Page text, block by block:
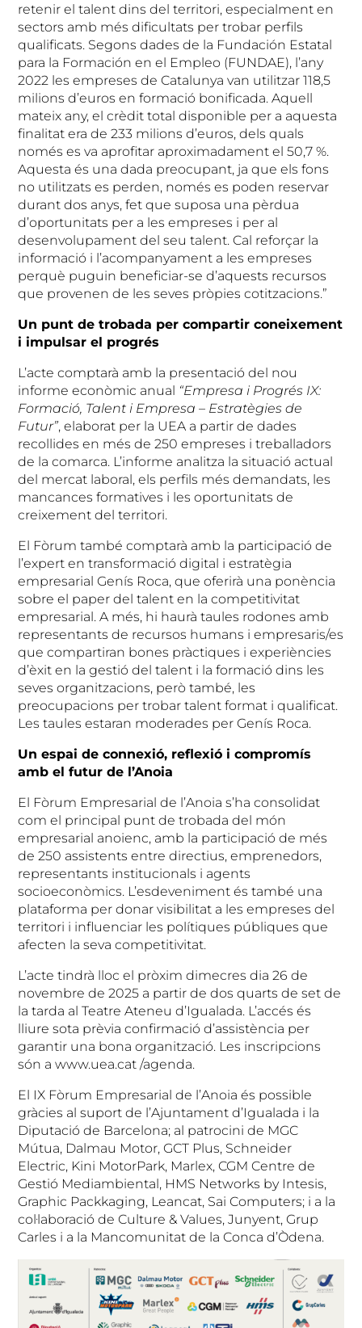
retenir el talent dins del territori, especialment en
sectors amb més dificultats per trobar perfils
qualificats. Segons dades de la Fundación Estatal
para la Formación en el Empleo (FUNDAE), l’any
2022 les empreses de Catalunya van utilitzar 118,5
milions d’euros en formació bonificada. Aquell
mateix any, el crèdit total disponible per a aquesta
finalitat era de 233 milions d’euros, dels quals
només es va aprofitar aproximadament el 50,7 %.
Aquesta és una dada preocupant, ja que els fons
no utilitzats es perden, només es poden reservar
durant dos anys, fet que suposa una pèrdua
d’oportunitats per a les empreses i per al
desenvolupament del seu talent. Cal reforçar la
informació i l’acompanyament a les empreses
perquè puguin beneficiar-se d’aquests recursos
que provenen de les seves pròpies cotitzacions.”
Un punt de trobada per compartir coneixement
i impulsar el progrés
L’acte comptarà amb la presentació del nou
informe econòmic anual “Empresa i Progrés IX:
Formació, Talent i Empresa – Estratègies de
Futur”, elaborat per la UEA a partir de dades
recollides en més de 250 empreses i treballadors
de la comarca. L’informe analitza la situació actual
del mercat laboral, els perfils més demandats, les
mancances formatives i les oportunitats de
creixement del territori.
El Fòrum també comptarà amb la participació de
l’expert en transformació digital i estratègia
empresarial Genís Roca, que oferirà una ponència
sobre el paper del talent en la competitivitat
empresarial. A més, hi haurà taules rodones amb
representants de recursos humans i empresaris/es
que compartiran bones pràctiques i experiències
d’èxit en la gestió del talent i la formació dins les
seves organitzacions, però també, les
preocupacions per trobar talent format i qualificat.
Les taules estaran moderades per Genís Roca.
Un espai de connexió, reflexió i compromís
amb el futur de l’Anoia
El Fòrum Empresarial de l’Anoia s’ha consolidat
com el principal punt de trobada del món
empresarial anoienc, amb la participació de més
de 250 assistents entre directius, emprenedors,
representants institucionals i agents
socioeconòmics. L’esdeveniment és també una
plataforma per donar visibilitat a les empreses del
territori i influenciar les polítiques públiques que
afecten la seva competitivitat.
L’acte tindrà lloc el pròxim dimecres dia 26 de
novembre de 2025 a partir de dos quarts de set de
la tarda al Teatre Ateneu d’Igualada. L’accés és
lliure sota prèvia confirmació d’assistència per
garantir una bona organització. Les inscripcions
són a www.uea.cat /agenda.
El IX Fòrum Empresarial de l’Anoia és possible
gràcies al suport de l’Ajuntament d’Igualada i la
Diputació de Barcelona; al patrocini de MGC
Mútua, Dalmau Motor, GCT Plus, Schneider
Electric, Kini MotorPark, Marlex, CGM Centre de
Gestió Mediambiental, HMS Networks by Intesis,
Graphic Packkaging, Leancat, Sai Computers; i a la
col·laboració de Culture & Values, Junyent, Grup
Carles i a la Mancomunitat de la Conca d’Òdena.